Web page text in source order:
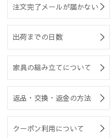
注文完了メールが届かない
出荷までの日数
家具の組み立てについて
返品・交換・返金の方法
クーポン利用について